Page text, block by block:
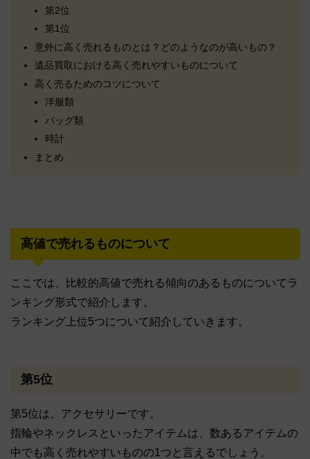
第2位
第1位
意外に高く売れるものとは？どのようなのが高いもの？
遺品買取における高く売れやすいものについて
高く売るためのコツについて
洋服類
バッグ類
時計
まとめ
高値で売れるものについて
ここでは、比較的高値で売れる傾向のあるものについてラ
ンキング形式で紹介します。
ランキング上位5つについて紹介していきます。
第5位
第5位は、アクセサリーです。
指輪やネックレスといったアイテムは、数あるアイテムの
中でも高く売れやすいものの1つと言えるでしょう。